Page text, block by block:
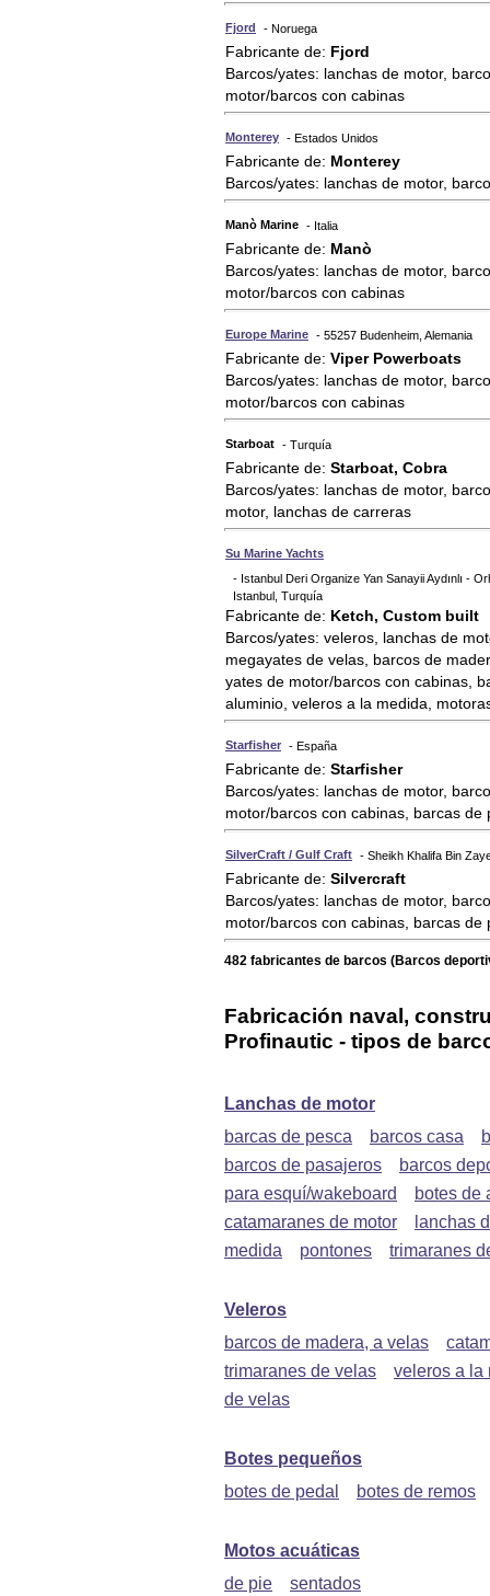
Fjord - Noruega
Fabricante de: Fjord
Barcos/yates: lanchas de motor,
motor/barcos con cabinas
Monterey - Estados Unidos
Fabricante de: Monterey
Barcos/yates: lanchas de motor,
Manò Marine - Italia
Fabricante de: Manò
Barcos/yates: lanchas de motor,
motor/barcos con cabinas
Europe Marine - 55257 Budenheim, Alemania
Fabricante de: Viper Powerboats
Barcos/yates: lanchas de motor,
motor/barcos con cabinas
Starboat - Turquía
Fabricante de: Starboat, Cobra
Barcos/yates: lanchas de motor,
motor, lanchas de carreras
Su Marine Yachts
- Istanbul Deri Organize Yan Sanayii Aydınlı -
Istanbul, Turquía
Fabricante de: Ketch, Custom built
Barcos/yates: veleros, lanchas de
megayates de velas, barcos de
yates de motor/barcos con cabinas,
aluminio, veleros a la medida,
Starfisher - España
Fabricante de: Starfisher
Barcos/yates: lanchas de motor,
motor/barcos con cabinas, barcas de
SilverCraft / Gulf Craft - Sheikh Khalifa Bin
Fabricante de: Silvercraft
Barcos/yates: lanchas de motor,
motor/barcos con cabinas, barcas de
482 fabricantes de barcos (Barcos
Fabricación naval,
Profinautic - tipos de
Lanchas de motor
barcas de pesca
barcos casa
barcos de pasajeros
barcos
para esquí/wakeboard
botes de
catamaranes de motor
lanchas
medida
pontones trimaranes
Veleros
barcos de madera, a velas
trimaranes de velas
veleros a la
de velas
Botes pequeños
botes de pedal
botes de remos
Motos acuáticas
de pie
sentados